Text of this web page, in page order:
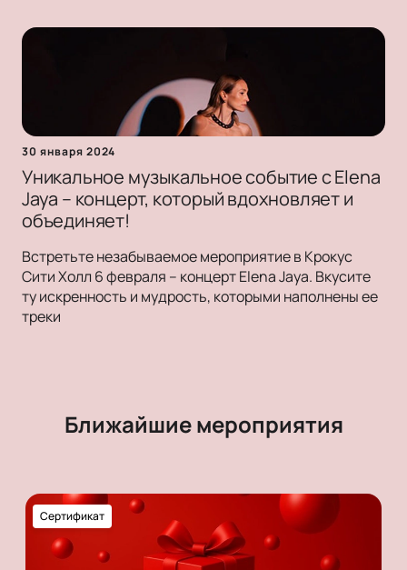
30 января 2024
Уникальное музыкальное событие с Elena
Jaya – концерт, который вдохновляет и
объединяет!
Встретьте незабываемое мероприятие в Крокус
Сити Холл 6 февраля – концерт Elena Jaya. Вкусите
ту искренность и мудрость, которыми наполнены ее
треки
Ближайшие мероприятия
Сертификат